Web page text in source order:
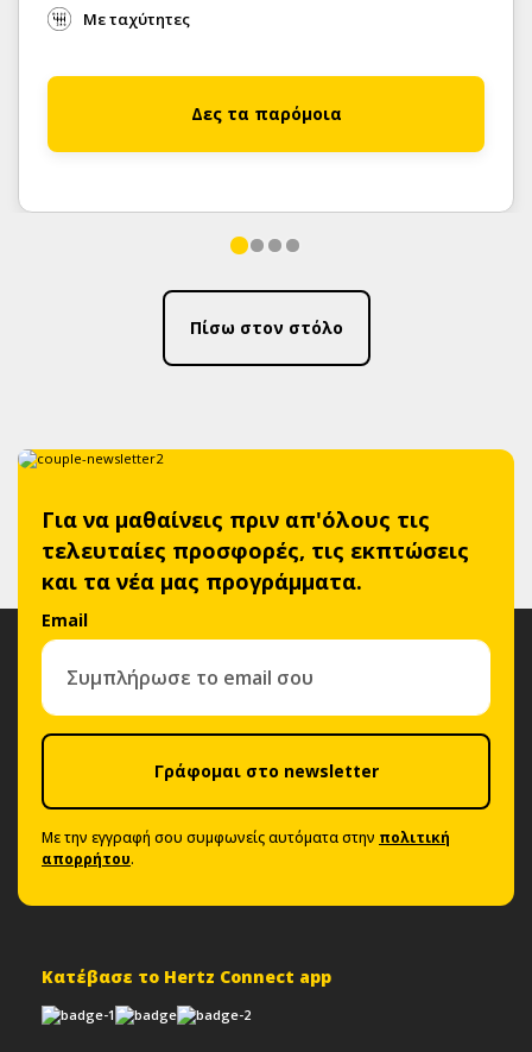
Με ταχύτητες
Δες τα παρόμοια
Πίσω στον στόλο
Για να μαθαίνεις πριν απ'όλους τις
τελευταίες προσφορές, τις εκπτώσεις
και τα νέα μας προγράμματα.
Email
Γράφομαι στο newsletter
Με την εγγραφή σου συμφωνείς αυτόματα στην πολιτική
απορρήτου.
Κατέβασε το Hertz Connect app